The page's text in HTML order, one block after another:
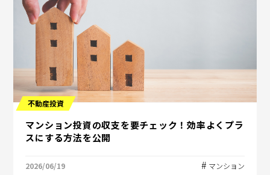
不動産投資
マンション投資の収支を要チェック！効率よくプラ
スにする方法を公開
2026/06/19 マンション